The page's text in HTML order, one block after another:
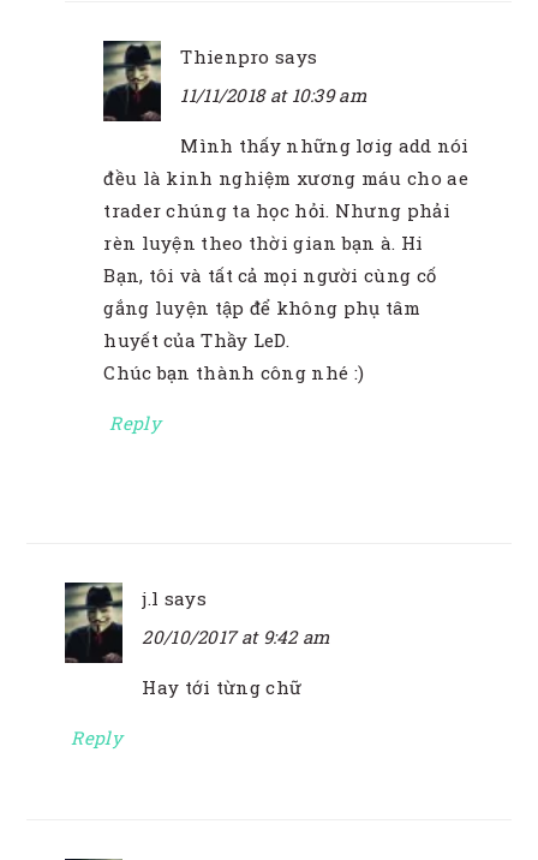
Thienpro says
11/11/2018 at 10:39 am
Mình thấy những lơig add nói
đều là kinh nghiệm xương máu cho ae
trader chúng ta học hỏi. Nhưng phải
rèn luyện theo thời gian bạn à. Hi
Bạn, tôi và tất cả mọi người cùng cố
gắng luyện tập để không phụ tâm
huyết của Thầy LeD.
Chúc bạn thành công nhé :)
Reply
j.l says
20/10/2017 at 9:42 am
Hay tới từng chữ
Reply